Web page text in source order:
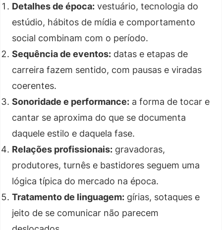
Detalhes de época: vestuário, tecnologia do
estúdio, hábitos de mídia e comportamento
social combinam com o período.
Sequência de eventos: datas e etapas de
carreira fazem sentido, com pausas e viradas
coerentes.
Sonoridade e performance: a forma de tocar e
cantar se aproxima do que se documenta
daquele estilo e daquela fase.
Relações profissionais: gravadoras,
produtores, turnês e bastidores seguem uma
lógica típica do mercado na época.
Tratamento de linguagem: gírias, sotaques e
jeito de se comunicar não parecem